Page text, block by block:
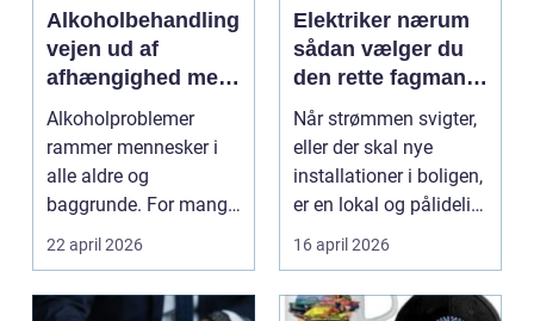
Alkoholbehandling
vejen ud af
afhængighed med
professionel støtte
Alkoholproblemer
rammer mennesker i
alle aldre og
baggrunde. For mange
starter det med
hyggedrik på ...
22 april 2026
Elektriker nærum
sådan vælger du
den rette fagmand
til dine el-opgaver
Når strømmen svigter,
eller der skal nye
installationer i boligen,
er en lokal og pålidelig
elektrik...
16 april 2026